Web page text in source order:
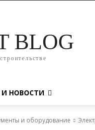
BLOG
И НОВОСТИ
и оборудование